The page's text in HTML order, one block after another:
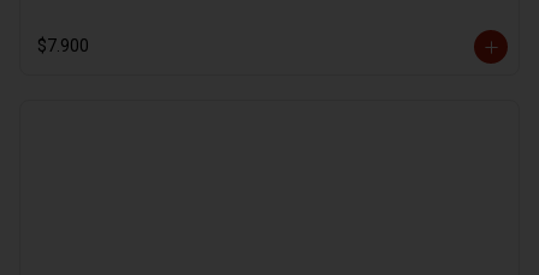
$7.900